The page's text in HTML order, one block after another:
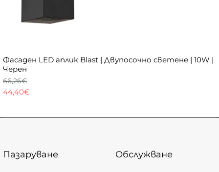
Фасаден LED аплик Blast | Двупосочно светене | 10W |
Черен
44,40€
66,26€
Пазаруване Обслужване